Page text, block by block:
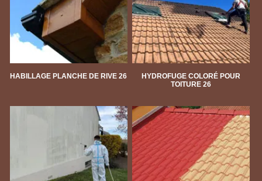
HABILLAGE PLANCHE DE RIVE 26
HYDROFUGE COLORÉ POUR
TOITURE 26